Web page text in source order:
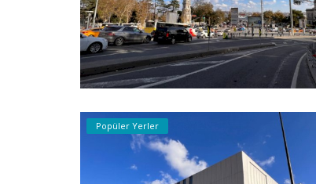
Popüler Yerler